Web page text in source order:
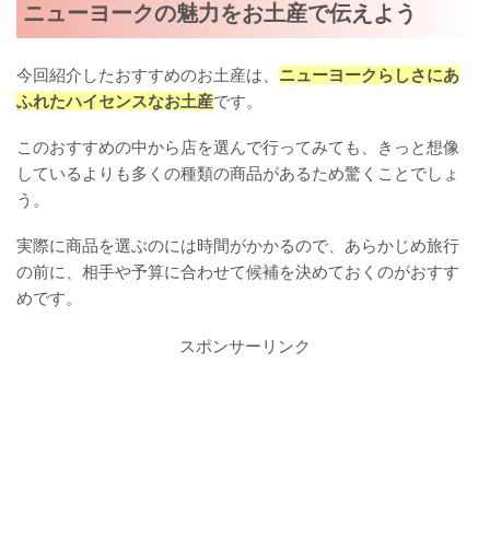
ニューヨークの魅力をお土産で伝えよう
今回紹介したおすすめのお土産は、 ニューヨークらしさにあ
ふれたハイセンスなお土産です。
このおすすめの中から店を選んで行ってみても、きっと想像
しているよりも多くの種類の商品があるため驚くことでしょ
う。
実際に商品を選ぶのには時間がかかるので、あらかじめ旅行
の前に、相手や予算に合わせて候補を決めておくのがおすす
めです。
スポンサーリンク